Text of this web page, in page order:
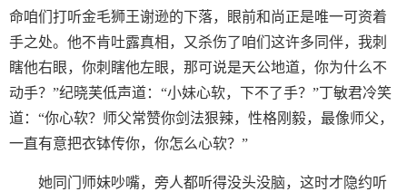
命咱们打听金毛狮王谢逊的下落，眼前和尚正是唯一可资着
手之处。他不肯吐露真相，又杀伤了咱们这许多同伴，我刺
瞎他右眼，你刺瞎他左眼，那可说是天公地道，你为什么不
动手？”纪晓芙低声道：“小妹心软，下不了手？”丁敏君冷笑
道：“你心软？师父常赞你剑法狠辣，性格刚毅，最像师父，
一直有意把衣钵传你，你怎么心软？”
她同门师妹吵嘴，旁人都听得没头没脑，这时才隐约听